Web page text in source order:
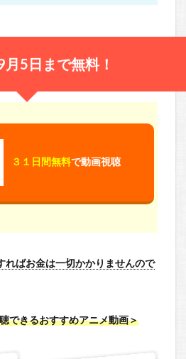
5日まで無料！
３１日間無料で動画視聴
ればお金は一切かかりませんので
できるおすすめアニメ動画＞